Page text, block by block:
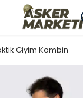
Giyim Kombin